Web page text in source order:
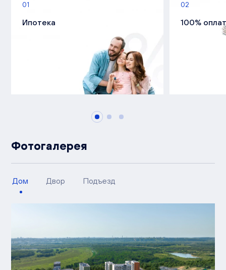
01
Ипотека
02
100%
Фотогалерея
Дом Двор Подъезд